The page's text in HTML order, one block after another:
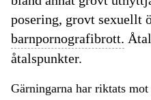
posering, grovt sexuellt
barnpornografibrott.
åtalspunkter.
Gärningarna har riktats